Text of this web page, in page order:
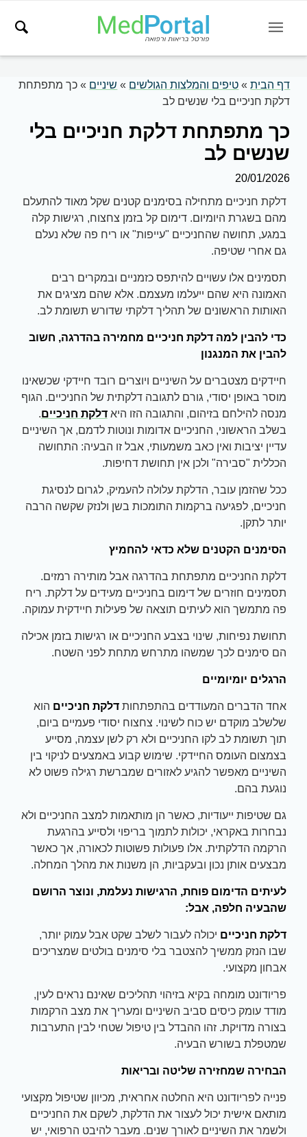
דף הבית» טיפים והמלצות הגולשים » שיניים » כך מתפתחת
דלקת חניכיים בלי שנשים לב
כך מתפתחת דלקת חניכיים בלי
שנשים לב
20/01/2026
דלקת חניכיים מתחילה בסימנים קטנים שקל מאוד להתעלם
מהם בשגרת היומיום. דימום קל בזמן צחצוח, רגישות קלה
במגע, תחושה שהחניכיים "עייפות" או ריח פה שלא נעלם
גם אחרי שטיפה.
תסמינים אלו עשויים להיתפס כזמניים ובמקרים רבים
האמונה היא שהם ייעלמו מעצמם. אלא שהם מציגים את
האותות הראשונים של תהליך דלקתי שדורש תשומת לב.
כדי להבין למה דלקת חניכיים מחמירה בהדרגה, חשוב
להבין את המנגנון
חיידקים מצטברים על השיניים ויוצרים רובד חיידקי שכשאינו
מוסר באופן יסודי, גורם לתגובה דלקתית של החניכיים. הגוף
מנסה להילחם בזיהום, והתגובה הזו היאדלקת חניכיים.
בשלב הראשוני, החניכיים אדומות ונוטות לדמם, אך השיניים
עדיין יציבות ואין כאב משמעותי, אבל זו הבעיה: התחושה
הכללית "סבירה" ולכן אין תחושת דחיפות.
ככל שהזמן עובר, הדלקת עלולה להעמיק, לגרום לנסיגת
חניכיים, לפגיעה ברקמות התומכות בשן ולנזק שקשה הרבה
יותר לתקן.
הסימנים הקטנים שלא כדאי להחמיץ
דלקת החניכיים מתפתחת בהדרגה אבל מותירה רמזים.
תסמינים חוזרים של דימום בחניכיים מעידים על דלקת. ריח
פה מתמשך הוא לעיתים תוצאה של פעילות חיידקית עמוקה.
תחושת נפיחות, שינוי בצבע החניכיים או רגישות בזמן אכילה
הם סימנים לכך שמשהו מתרחש מתחת לפני השטח.
הרגלים יומיומיים
אחד הדברים המעודדים בהתפתחותדלקת חניכיים הוא
שלשלב מוקדם יש כוח לשינוי. צחצוח יסודי פעמיים ביום,
תוך תשומת לב לקו החניכיים ולא רק לשן עצמה, מסייע
בצמצום העומס החיידקי. שימוש קבוע באמצעים לניקוי בין
השיניים מאפשר להגיע לאזורים שמברשת רגילה פשוט לא
נוגעת בהם.
גם שטיפות ייעודיות, כאשר הן מותאמות למצב החניכיים ולא
נבחרות באקראי, יכולות לתמוך בריפוי ולסייע בהרגעת
הרקמה הדלקתית. אלו פעולות פשוטות לכאורה, אך כאשר
מבצעים אותן נכון ובעקביות, הן משנות את מהלך המחלה.
לעיתים הדימום פוחת, הרגישות נעלמת, ונוצר הרושם
שהבעיה חלפה, אבל:
דלקת חניכיים יכולה לעבור לשלב שקט אבל עמוק יותר,
שבו הנזק ממשיך להצטבר בלי סימנים בולטים שמצריכים
אבחון מקצועי.
פריודונט מומחה בקיא בזיהוי תהליכים שאינם נראים לעין,
מודד עומק כיסים סביב השיניים ומעריך את מצב הרקמות
בצורה מדויקת. זהו ההבדל בין טיפול שטחי לבין התערבות
שמטפלת בשורש הבעיה.
הבחירה שמחזירה שליטה ובריאות
פנייה לפריודונט היא החלטה אחראית, מכיוון שטיפול מקצועי
מותאם אישית יכול לעצור את הדלקת, לשקם את החניכיים
ולשמר את השיניים לאורך שנים. מעבר להיבט הרפואי, יש